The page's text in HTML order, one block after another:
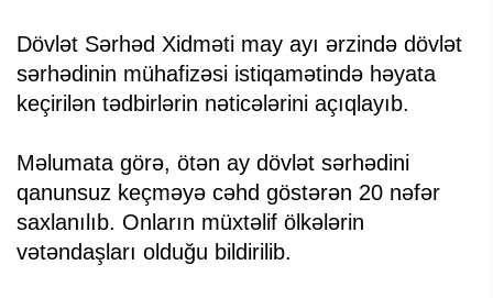
Dövlət Sərhəd Xidməti may ayı ərzində dövlət
sərhədinin mühafizəsi istiqamətində həyata
keçirilən tədbirlərin nəticələrini açıqlayıb.
Məlumata görə, ötən ay dövlət sərhədini
qanunsuz keçməyə cəhd göstərən 20 nəfər
saxlanılıb. Onların müxtəlif ölkələrin
vətəndaşları olduğu bildirilib.